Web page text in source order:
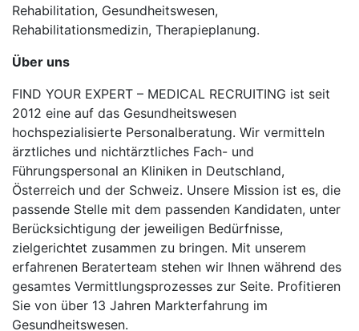
Rehabilitation, Gesundheitswesen,
Rehabilitationsmedizin, Therapieplanung.
Über uns
FIND YOUR EXPERT – MEDICAL RECRUITING ist seit
2012 eine auf das Gesundheitswesen
hochspezialisierte Personalberatung. Wir vermitteln
ärztliches und nichtärztliches Fach- und
Führungspersonal an Kliniken in Deutschland,
Österreich und der Schweiz. Unsere Mission ist es, die
passende Stelle mit dem passenden Kandidaten, unter
Berücksichtigung der jeweiligen Bedürfnisse,
zielgerichtet zusammen zu bringen. Mit unserem
erfahrenen Beraterteam stehen wir Ihnen während des
gesamtes Vermittlungsprozesses zur Seite. Profitieren
Sie von über 13 Jahren Markterfahrung im
Gesundheitswesen.